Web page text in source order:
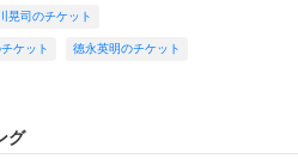
晃司のチケット
ケット 徳永英明のチケット
グ